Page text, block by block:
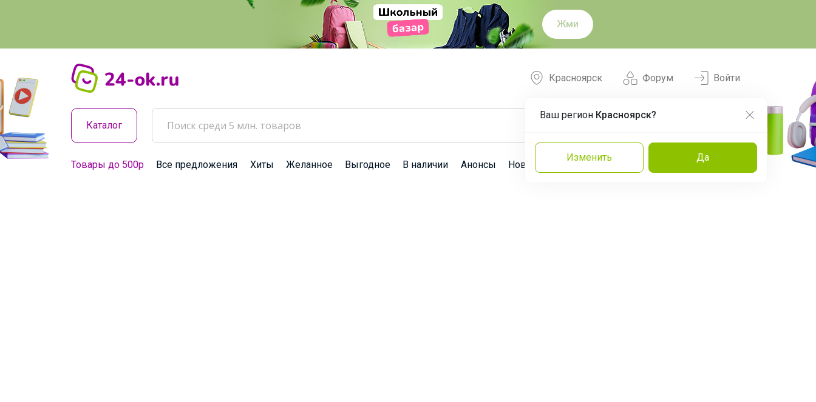
Жми
Форум
Красноярск
Ваш регион Красноярск?
Изменить Да
Войти
Каталог
Товары до 500р Все предложения Хиты Желанное Выгодное В наличии Анонсы Новости Команда Эксперты